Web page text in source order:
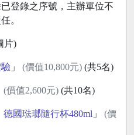
登錄之序號，主辦單位不
。
片)
」 (價值10,800元)(共5名)
(價值2,600元)(共10名)
德國琺瑯隨行杯480ml 」 (價